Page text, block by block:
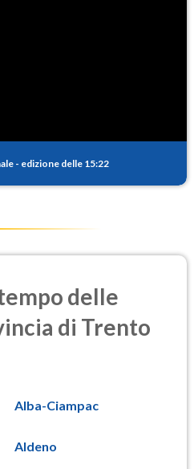
- edizione delle 15:22
delle
di Trento
Alba-Ciampac
Aldeno